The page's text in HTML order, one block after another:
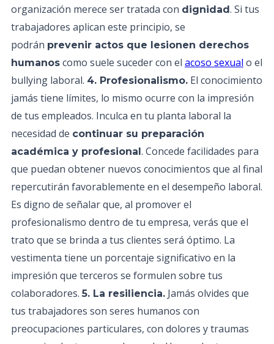
organización merece ser tratada con dignidad. Si tus
trabajadores aplican este principio, se
podrán prevenir actos que lesionen derechos
humanos como suele suceder con el acoso sexual o el
bullying laboral. 4. Profesionalismo. El conocimiento
jamás tiene límites, lo mismo ocurre con la impresión
de tus empleados. Inculca en tu planta laboral la
necesidad de continuar su preparación
académica y profesional. Concede facilidades para
que puedan obtener nuevos conocimientos que al final
repercutirán favorablemente en el desempeño laboral.
Es digno de señalar que, al promover el
profesionalismo dentro de tu empresa, verás que el
trato que se brinda a tus clientes será óptimo. La
vestimenta tiene un porcentaje significativo en la
impresión que terceros se formulen sobre tus
colaboradores.5. La resiliencia. Jamás olvides que
tus trabajadores son seres humanos con
preocupaciones particulares, con dolores y traumas